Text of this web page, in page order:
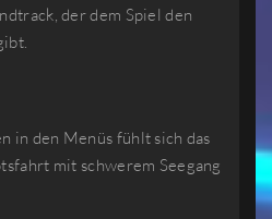
der dem Spiel den
in den Menüs fühlt sich das
mit schwerem Seegang